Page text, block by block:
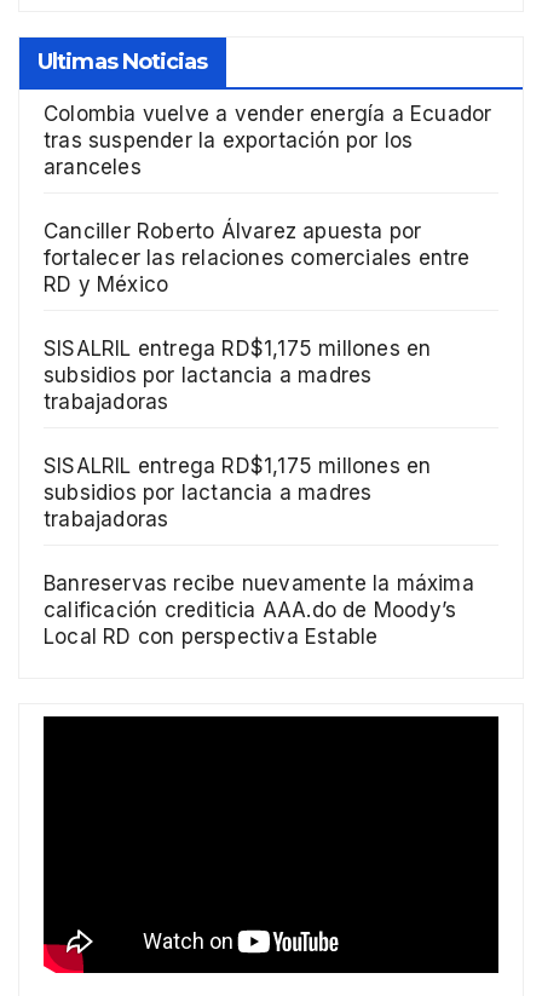
Ultimas Noticias
Colombia vuelve a vender energía a Ecuador
tras suspender la exportación por los
aranceles
Canciller Roberto Álvarez apuesta por
fortalecer las relaciones comerciales entre
RD y México
SISALRIL entrega RD$1,175 millones en
subsidios por lactancia a madres
trabajadoras
SISALRIL entrega RD$1,175 millones en
subsidios por lactancia a madres
trabajadoras
Banreservas recibe nuevamente la máxima
calificación crediticia AAA.do de Moody’s
Local RD con perspectiva Estable